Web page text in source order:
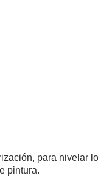
para nivelar
pintura.